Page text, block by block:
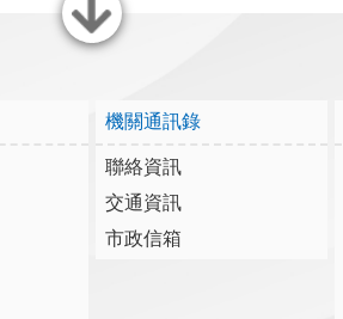
關閉
機關通訊錄
聯絡資訊
交通資訊
市政信箱